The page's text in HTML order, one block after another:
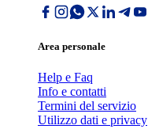
Area personale
Help e Faq
Info e contatti
Termini del servizio
Utilizzo dati e privacy